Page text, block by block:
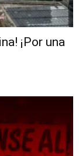
¡Por una